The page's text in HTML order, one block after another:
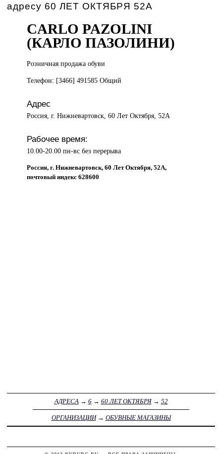
адресу 60 ЛЕТ ОКТЯБРЯ 52А
CARLO PAZOLINI
(КАРЛО ПАЗОЛИНИ)
Розничная продажаобуви
Телефон: [3466] 491585 Общий
Адрес
Россия, г. Нижневартовск, 60 Лет Октября, 52А
Рабочее время:
10.00-20.00 пн-вс без перерыва
Россия, г. Нижневартовск, 60 Лет Октября, 52А,
почтовый индекс 628600
АДРЕСА→ 6→ 60 ЛЕТ ОКТЯБРЯ→ 52
ОРГАНИЗАЦИИ→ ОБУВНЫЕ МАГАЗИНЫ